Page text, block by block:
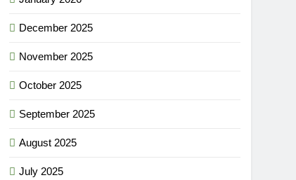
December 2025
November 2025
October 2025
September 2025
August 2025
July 2025